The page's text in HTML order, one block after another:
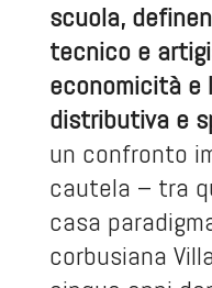
scuola,
tecnico e
economicità e
distributiva e
un confronto
cautela – tra
casa
corbusiana